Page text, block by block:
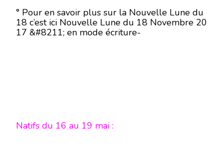
° Pour en savoir plus sur la Nouvelle Lune du
18 c’est ici Nouvelle Lune du 18 Novembre 20
17 &#8211; en mode écriture-
Natifs du 16 au 19 mai :